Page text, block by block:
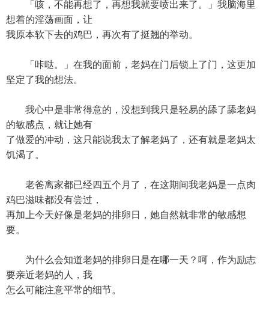
「咳，不能再想了，再想我就要喷出来了。」我脑海里
想着的淫荡画面，让
我原本软下去的鸡巴，再次有了挺翘的举动。
「咔哒。」在我的面前，老妈在门后锁上了门，这更加
坚定了我的想法。
我心中是非常得意的，没想到我只是轻易的舔了舔老妈
的敏感点，就让她有
了做爱的冲动，这只能说我太了解老妈了，还有就是老妈太
饥渴了。
老爸离家都已经四五个月了，在这期间我老妈是一点肉
鸡巴滋味都没有尝过，
再加上今天好像是老妈的排卵日，她自然就非常的敏感想
要。
为什么会知道老妈的排卵日是在哪一天？呵，作为励志
要亲近老妈的人，我
怎么可能注意平常的细节。